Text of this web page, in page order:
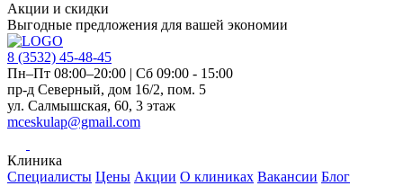
Акции и скидки
Выгодные предложения для вашей экономии
8 (3532) 45-48-45
Пн–Пт 08:00–20:00 | Сб 09:00 - 15:00
пр-д Северный, дом 16/2, пом. 5
ул. Салмышская, 60, 3 этаж
mceskulap@gmail.com
Клиника
Специалисты Цены Акции О клиниках Вакансии Блог